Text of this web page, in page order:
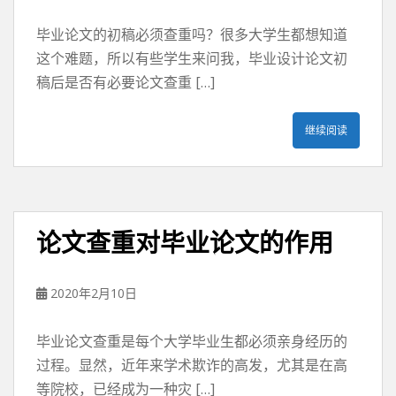
毕业论文的初稿必须查重吗？很多大学生都想知道
这个难题，所以有些学生来问我，毕业设计论文初
稿后是否有必要论文查重 […]
继续阅读
论文查重对毕业论文的作用
2020年2月10日
毕业论文查重是每个大学毕业生都必须亲身经历的
过程。显然，近年来学术欺诈的高发，尤其是在高
等院校，已经成为一种灾 […]